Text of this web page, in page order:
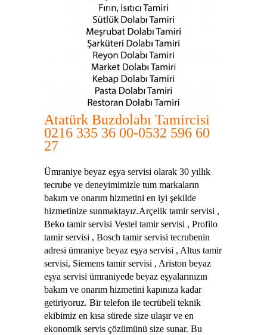
Atatürk Buzdolabı Tamircisi
0216 335 36 00-0532 596 60
27
Ümraniye beyaz eşya servisi olarak 30 yıllık
tecrube ve deneyimimizle tum markaların
bakım ve onarım hizmetini en iyi şekilde
hizmetinize sunmaktayız.Arçelik tamir servisi ,
Beko tamir servisi Vestel tamir servisi , Profilo
tamir servisi , Bosch tamir servisi tecrubenin
adresi ümraniye beyaz eşya servisi , Altus tamir
servisi, Siemens tamir servisi , Ariston beyaz
eşya servisi ümraniyede beyaz eşyalarınızın
bakım ve onarım hizmetini kapınıza kadar
getiriyoruz. Bir telefon ile tecrübeli teknik
ekibimiz en kısa sürede size ulaşır ve en
ekonomik servis çözümünü size sunar. Bu